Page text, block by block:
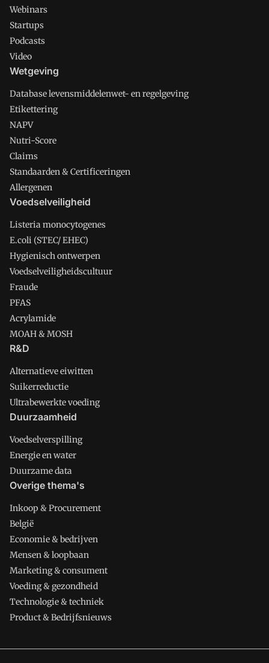
Webinars
Startups
Podcasts
Video
Wetgeving
Database levensmiddelenwet- en regelgeving
Etikettering
NAPV
Nutri-Score
Claims
Standaarden & Certificeringen
Allergenen
Voedselveiligheid
Listeria monocytogenes
E.coli (STEC/ EHEC)
Hygienisch ontwerpen
Voedselveiligheidscultuur
Fraude
PFAS
Acrylamide
MOAH & MOSH
R&D
Alternatieve eiwitten
Suikerreductie
Ultrabewerkte voeding
Duurzaamheid
Voedselverspilling
Energie en water
Duurzame data
Overige thema's
Inkoop & Procurement
België
Economie & bedrijven
Mensen & loopbaan
Marketing & consument
Voeding & gezondheid
Technologie & techniek
Product & Bedrijfsnieuws